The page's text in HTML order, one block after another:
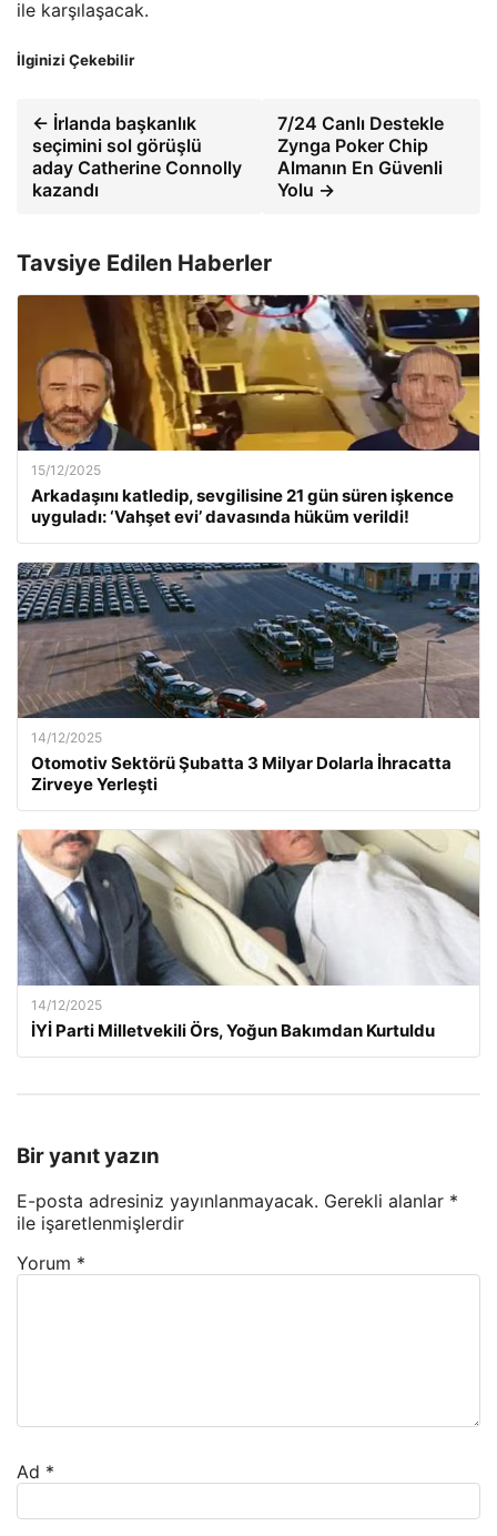
ile karşılaşacak.
İlginizi Çekebilir
← İrlanda başkanlık
seçimini sol görüşlü
aday Catherine Connolly
kazandı
7/24 Canlı Destekle
Zynga Poker Chip
Almanın En Güvenli
Yolu →
Tavsiye Edilen Haberler
15/12/2025
Arkadaşını katledip, sevgilisine 21 gün süren işkence
uyguladı: ‘Vahşet evi’ davasında hüküm verildi!
14/12/2025
Otomotiv Sektörü Şubatta 3 Milyar Dolarla İhracatta
Zirveye Yerleşti
14/12/2025
İYİ Parti Milletvekili Örs, Yoğun Bakımdan Kurtuldu
Bir yanıt yazın
E-posta adresiniz yayınlanmayacak. Gerekli alanlar *
ile işaretlenmişlerdir
Yorum *
Ad *